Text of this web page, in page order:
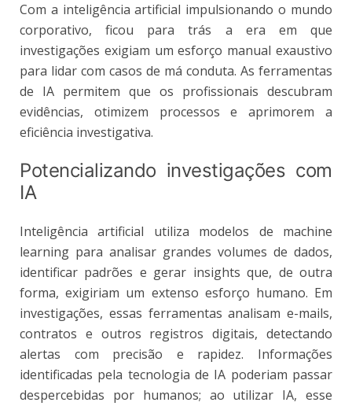
Com a inteligência artificial impulsionando o mundo
corporativo, ficou para trás a era em que
investigações exigiam um esforço manual exaustivo
para lidar com casos de má conduta. As ferramentas
de IA permitem que os profissionais descubram
evidências, otimizem processos e aprimorem a
eficiência investigativa.
Potencializando investigações com
IA
Inteligência artificial utiliza modelos de machine
learning para analisar grandes volumes de dados,
identificar padrões e gerar insights que, de outra
forma, exigiriam um extenso esforço humano. Em
investigações, essas ferramentas analisam e-mails,
contratos e outros registros digitais, detectando
alertas com precisão e rapidez. Informações
identificadas pela tecnologia de IA poderiam passar
despercebidas por humanos; ao utilizar IA, esse